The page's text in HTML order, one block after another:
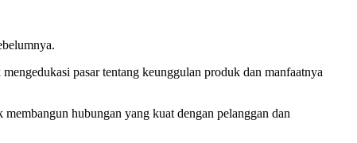
pasar tentang keunggulan produk dan manfaatnya
hubungan yang kuat dengan pelanggan dan